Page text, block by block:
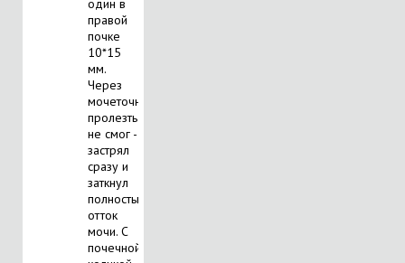
один в
правой
почке
10*15
мм.
Через
мочеточник
пролезть
не смог -
застрял
сразу и
заткнул
полностью
отток
мочи. С
почечной